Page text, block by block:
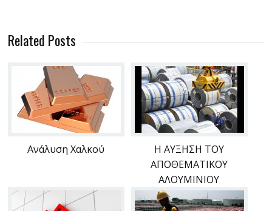
Related Posts
Ανάλυση Χαλκού
Η ΑΥΞΗΣΗ ΤΟΥ
ΑΠΟΘΕΜΑΤΙΚΟΥ
ΑΛΟΥΜΙΝΙΟΥ